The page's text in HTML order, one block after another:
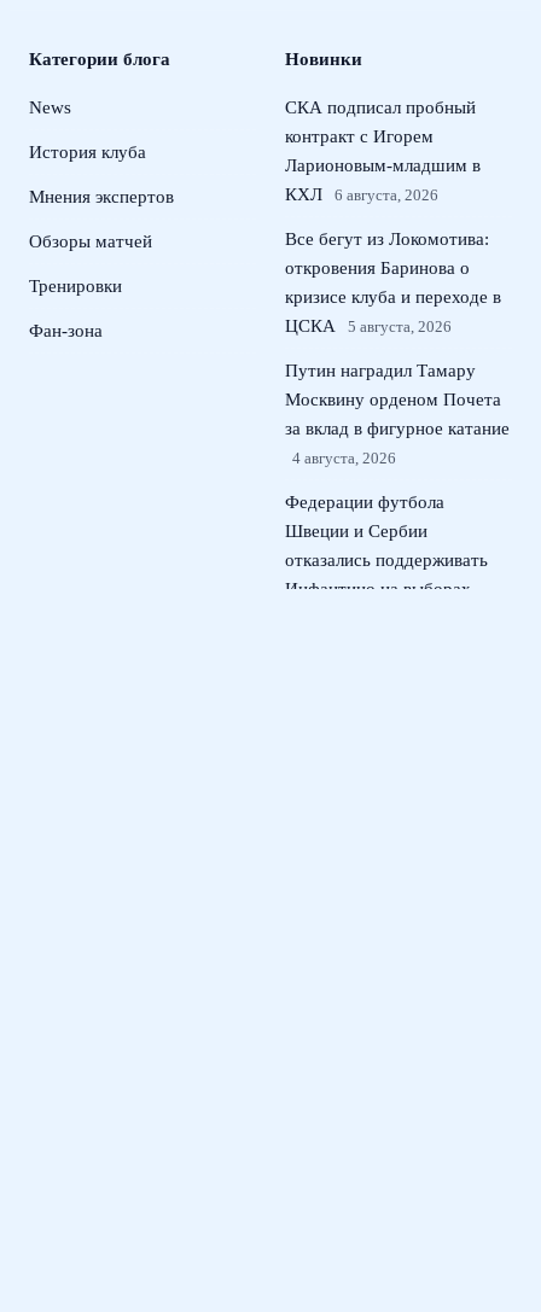
Категории блога
News
История клуба
Мнения экспертов
Обзоры матчей
Тренировки
Фан-зона
Новинки
СКА подписал пробный
контракт с Игорем
Ларионовым‑младшим в
КХЛ
6 августа, 2026
Все бегут из Локомотива:
откровения Баринова о
кризисе клуба и переходе в
ЦСКА
5 августа, 2026
Путин наградил Тамару
Москвину орденом Почета
за вклад в фигурное катание
4 августа, 2026
Федерации футбола
Швеции и Сербии
отказались поддерживать
Инфантино на выборах